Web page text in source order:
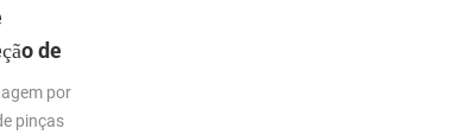
de
por
pinças